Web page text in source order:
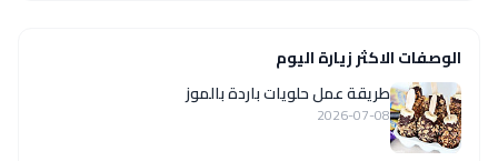
الوصفات الاكثر زيارة اليوم
طريقة عمل حلويات باردة بالموز
2026-07-08